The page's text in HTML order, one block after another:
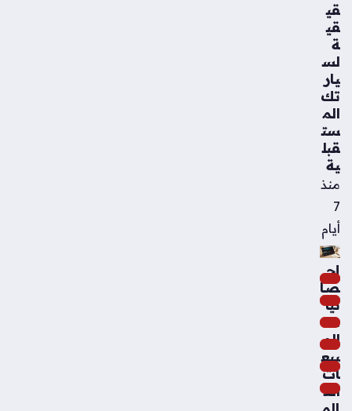
قي
قي
ة
لس
يار
تك
الم
ست
قبل
ية
منذ
7
أيام
إح
صا
ئيا
ت
الم
بيع
ات
الع